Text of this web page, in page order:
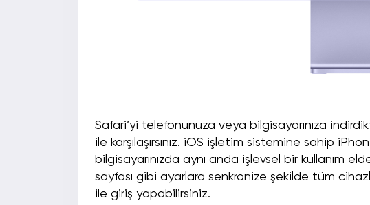
Safari’yi telefonunuza veya bilgisayarınıza
ile karşılaşırsınız. iOS işletim sistemine sahip
bilgisayarınızda aynı anda işlevsel bir kullanım
sayfası gibi ayarlara senkronize şekilde tüm
ile giriş yapabilirsiniz.